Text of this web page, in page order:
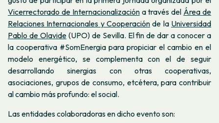
Vicerrectorado de Internacionalizacióna través del Área de
Relaciones Internacionales y Cooperación de la Universidad
Pablo de Olavide(UPO) de Sevilla. El fin de dar a conocer a
la cooperativa #SomEnergia para propiciar el cambio en el
modelo energético, se complementa con el de seguir
desarrollando sinergias con otras cooperativas,
asociaciones, grupos de consumo, etcétera, para contribuir
al cambio más profundo: el social.
Las entidades colaboradoras en dicho evento son: